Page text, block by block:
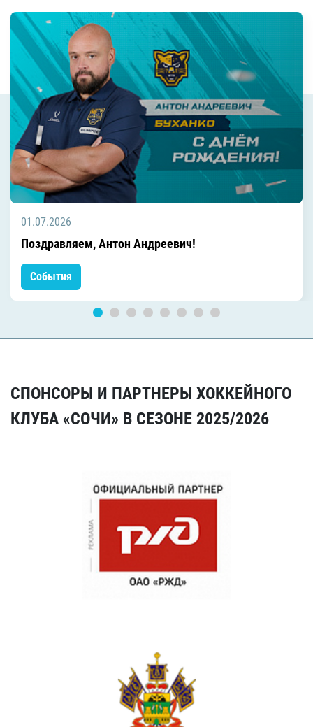
01.07.2026
Поздравляем, Антон Андреевич!
События
СПОНСОРЫ И ПАРТНЕРЫ ХОККЕЙНОГО
КЛУБА «СОЧИ» В СЕЗОНЕ 2025/2026